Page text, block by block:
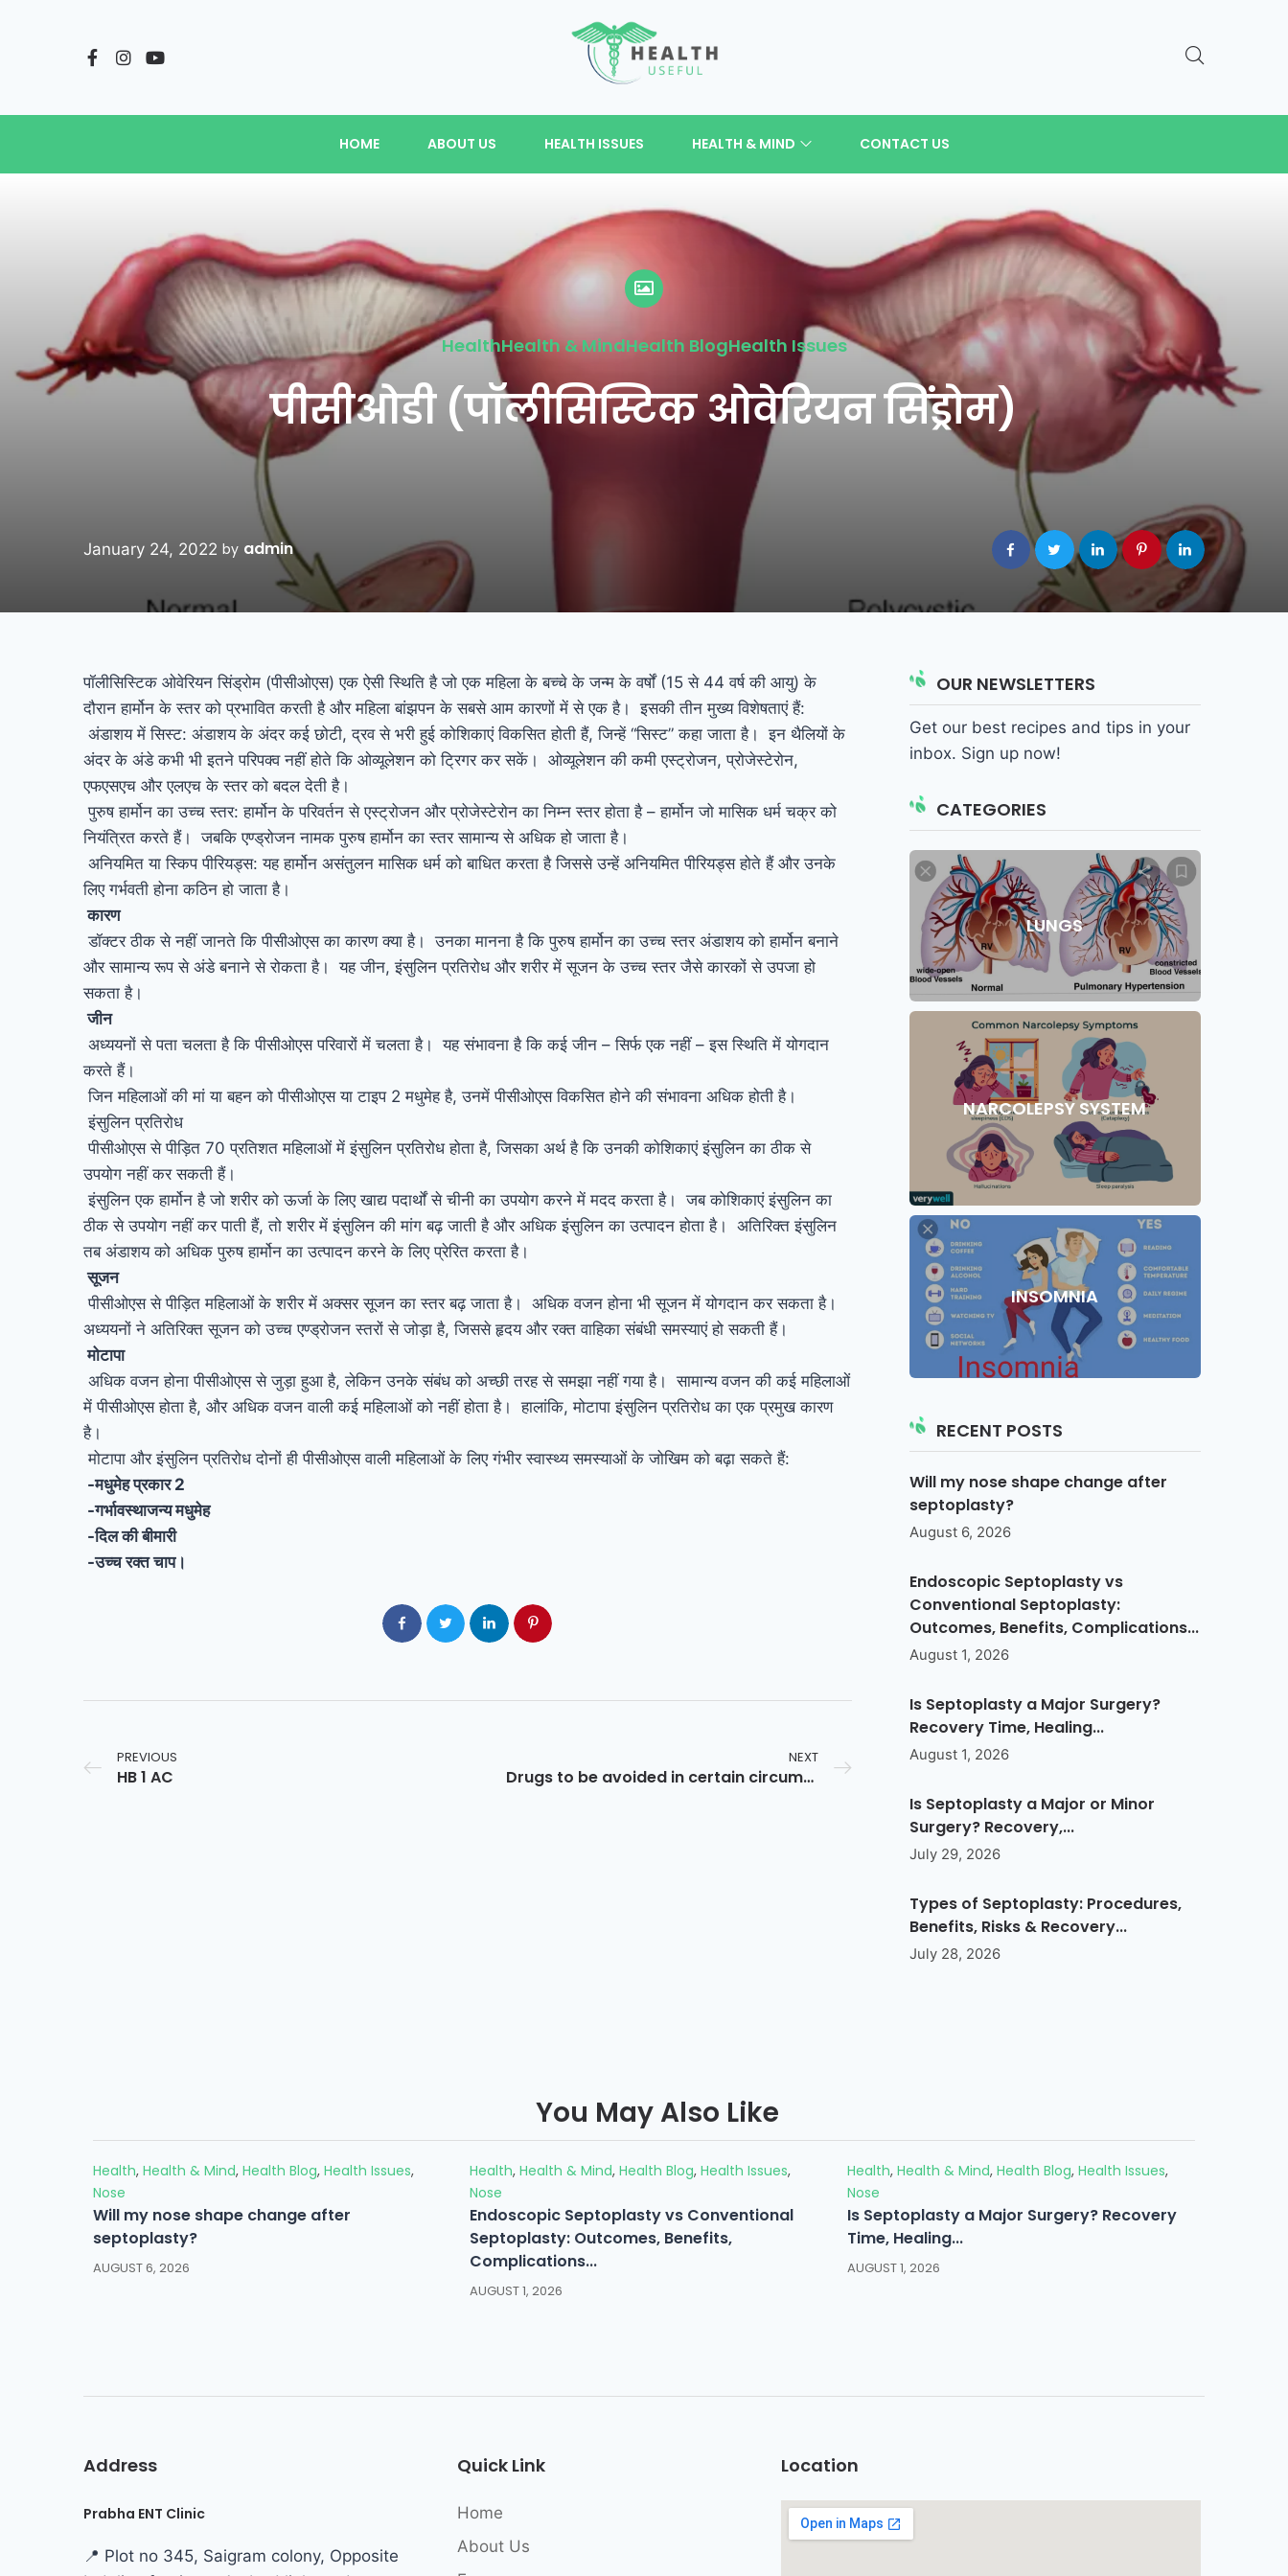
HOME ABOUT US HEALTH ISSUES HEALTH & MIND CONTACT US
HealthHealth & MindHealth BlogHealth Issues
पीसीओडी (पॉलीसिस्टिक ओवेरियन सिंड्रोम)
January 24, 2022 by admin
पॉलीसिस्टिक ओवेरियन सिंड्रोम (पीसीओएस) एक ऐसी स्थिति है जो एक महिला के बच्चे के जन्म के वर्षों (15 से 44 वर्ष की आयु) के
दौरान हार्मोन के स्तर को प्रभावित करती है और महिला बांझपन के सबसे आम कारणों में से एक है। इसकी तीन मुख्य विशेषताएं हैं:
अंडाशय में सिस्ट: अंडाशय के अंदर कई छोटी, द्रव से भरी हुई कोशिकाएं विकसित होती हैं, जिन्हें “सिस्ट” कहा जाता है। इन थैलियों के
अंदर के अंडे कभी भी इतने परिपक्व नहीं होते कि ओव्यूलेशन को ट्रिगर कर सकें। ओव्यूलेशन की कमी एस्ट्रोजन, प्रोजेस्टेरोन,
एफएसएच और एलएच के स्तर को बदल देती है।
पुरुष हार्मोन का उच्च स्तर: हार्मोन के परिवर्तन से एस्ट्रोजन और प्रोजेस्टेरोन का निम्न स्तर होता है – हार्मोन जो मासिक धर्म चक्र को
नियंत्रित करते हैं। जबकि एण्ड्रोजन नामक पुरुष हार्मोन का स्तर सामान्य से अधिक हो जाता है।
अनियमित या स्किप पीरियड्स: यह हार्मोन असंतुलन मासिक धर्म को बाधित करता है जिससे उन्हें अनियमित पीरियड्स होते हैं और उनके
लिए गर्भवती होना कठिन हो जाता है।
कारण
डॉक्टर ठीक से नहीं जानते कि पीसीओएस का कारण क्या है। उनका मानना ​​है कि पुरुष हार्मोन का उच्च स्तर अंडाशय को हार्मोन बनाने
और सामान्य रूप से अंडे बनाने से रोकता है। यह जीन, इंसुलिन प्रतिरोध और शरीर में सूजन के उच्च स्तर जैसे कारकों से उपजा हो
सकता है।
जीन
अध्ययनों से पता चलता है कि पीसीओएस परिवारों में चलता है। यह संभावना है कि कई जीन – सिर्फ एक नहीं – इस स्थिति में योगदान
करते हैं।
जिन महिलाओं की मां या बहन को पीसीओएस या टाइप 2 मधुमेह है, उनमें पीसीओएस विकसित होने की संभावना अधिक होती है।
इंसुलिन प्रतिरोध
पीसीओएस से पीड़ित 70 प्रतिशत महिलाओं में इंसुलिन प्रतिरोध होता है, जिसका अर्थ है कि उनकी कोशिकाएं इंसुलिन का ठीक से
उपयोग नहीं कर सकती हैं।
इंसुलिन एक हार्मोन है जो शरीर को ऊर्जा के लिए खाद्य पदार्थों से चीनी का उपयोग करने में मदद करता है। जब कोशिकाएं इंसुलिन का
ठीक से उपयोग नहीं कर पाती हैं, तो शरीर में इंसुलिन की मांग बढ़ जाती है और अधिक इंसुलिन का उत्पादन होता है। अतिरिक्त इंसुलिन
तब अंडाशय को अधिक पुरुष हार्मोन का उत्पादन करने के लिए प्रेरित करता है।
सूजन
पीसीओएस से पीड़ित महिलाओं के शरीर में अक्सर सूजन का स्तर बढ़ जाता है। अधिक वजन होना भी सूजन में योगदान कर सकता है।
अध्ययनों ने अतिरिक्त सूजन को उच्च एण्ड्रोजन स्तरों से जोड़ा है, जिससे हृदय और रक्त वाहिका संबंधी समस्याएं हो सकती हैं।
मोटापा
अधिक वजन होना पीसीओएस से जुड़ा हुआ है, लेकिन उनके संबंध को अच्छी तरह से समझा नहीं गया है। सामान्य वजन की कई महिलाओं
में पीसीओएस होता है, और अधिक वजन वाली कई महिलाओं को नहीं होता है। हालांकि, मोटापा इंसुलिन प्रतिरोध का एक प्रमुख कारण
है।
मोटापा और इंसुलिन प्रतिरोध दोनों ही पीसीओएस वाली महिलाओं के लिए गंभीर स्वास्थ्य समस्याओं के जोखिम को बढ़ा सकते हैं:
-मधुमेह प्रकार 2
-गर्भावस्थाजन्य मधुमेह
-दिल की बीमारी
-उच्च रक्त चाप।
PREVIOUS
HB 1 AC
NEXT
Drugs to be avoided in certain circumstances
OUR NEWSLETTERS
Get our best recipes and tips in your
inbox. Sign up now!
CATEGORIES
LUNGS
NARCOLEPSY SYSTEM
INSOMNIA
RECENT POSTS
Will my nose shape change after
septoplasty?
August 6, 2026
Endoscopic Septoplasty vs
Conventional Septoplasty:
Outcomes, Benefits, Complications...
August 1, 2026
Is Septoplasty a Major Surgery?
Recovery Time, Healing...
August 1, 2026
Is Septoplasty a Major or Minor
Surgery? Recovery,...
July 29, 2026
Types of Septoplasty: Procedures,
Benefits, Risks & Recovery...
July 28, 2026
You May Also Like
Health, Health & Mind, Health Blog, Health Issues,
Nose
Will my nose shape change after
septoplasty?
AUGUST 6, 2026
Health,Health & Mind,Health Blog,Health Issues,
Nose
Endoscopic Septoplasty vs Conventional
Septoplasty: Outcomes, Benefits,
Complications...
AUGUST 1, 2026
Health, Health & Mind, Health Blog, Health Issues,
Nose
Is Septoplasty a Major Surgery? Recovery
Time, Healing...
AUGUST 1, 2026
Address
Prabha ENT Clinic
📍 Plot no 345, Saigram colony, Opposite
Quick Link
Home
About Us
Location